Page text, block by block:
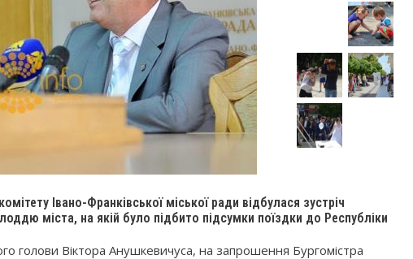
Івано-Франківської міської ради відбулася зустріч
міста, на якій було підбито підсумки поїздки до Республіки
голови Віктора Анушкевичуса, на запрошення Бургомістра